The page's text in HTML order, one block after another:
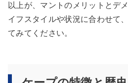
以上が、マントのメリットとデ
イフスタイルや状況に合わせて
てみてください。